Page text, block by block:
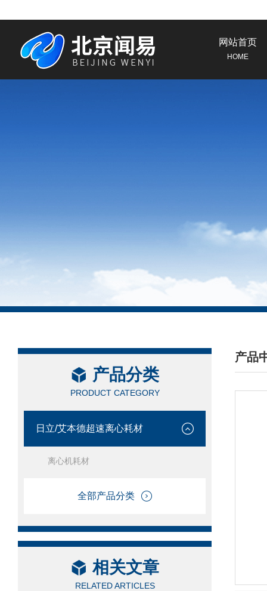
网站首页
HOME
产品分类
PRODUCT CATEGORY
日立/艾本德超速离心耗材
离心机耗材
全部产品分类
相关文章
RELATED ARTICLES
产品
/